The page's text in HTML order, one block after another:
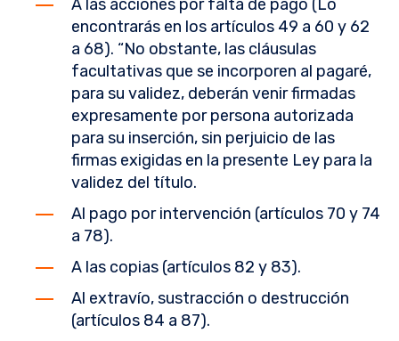
A las acciones por falta de pago (Lo
encontrarás en los artículos 49 a 60 y 62
a 68). “No obstante, las cláusulas
facultativas que se incorporen al pagaré,
para su validez, deberán venir firmadas
expresamente por persona autorizada
para su inserción, sin perjuicio de las
firmas exigidas en la presente Ley para la
validez del título.
Al pago por intervención (artículos 70 y 74
a 78).
A las copias (artículos 82 y 83).
Al extravío, sustracción o destrucción
(artículos 84 a 87).